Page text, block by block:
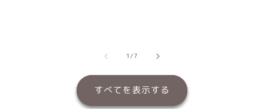
1/の
7
すべてを表示する